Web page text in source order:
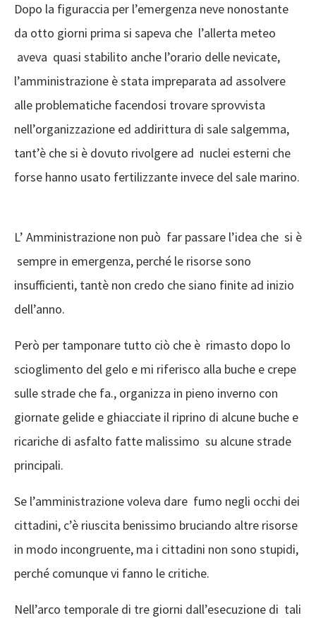
Dopo la figuraccia per l’emergenza neve nonostante
da otto giorni prima si sapeva che l’allerta meteo
aveva quasi stabilito anche l’orario delle nevicate,
l’amministrazione è stata impreparata ad assolvere
alle problematiche facendosi trovare sprovvista
nell’organizzazione ed addirittura di sale salgemma,
tant’è che si è dovuto rivolgere ad nuclei esterni che
forse hanno usato fertilizzante invece del sale marino.
L’ Amministrazione non può far passare l’idea che si è
sempre in emergenza, perché le risorse sono
insufficienti, tantè non credo che siano finite ad inizio
dell’anno.
Però per tamponare tutto ciò che è rimasto dopo lo
scioglimento del gelo e mi riferisco alla buche e crepe
sulle strade che fa., organizza in pieno inverno con
giornate gelide e ghiacciate il riprino di alcune buche e
ricariche di asfalto fatte malissimo su alcune strade
principali.
Se l’amministrazione voleva dare fumo negli occhi dei
cittadini, c’è riuscita benissimo bruciando altre risorse
in modo incongruente, ma i cittadini non sono stupidi,
perché comunque vi fanno le critiche.
Nell’arco temporale di tre giorni dall’esecuzione di tali